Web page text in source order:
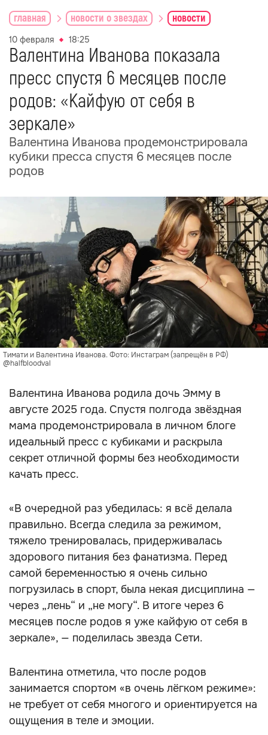
главная новости о звездах новости
10 февраля 18:25
Валентина Иванова показала
пресс спустя 6 месяцев после
родов: «Кайфую от себя в
зеркале»
Валентина Иванова продемонстрировала
кубики пресса спустя 6 месяцев после
родов
Тимати и Валентина Иванова. Фото: Инстаграм (запрещён в РФ)
@halfbloodval
Валентина Иванова родила дочь Эмму в
августе 2025 года. Спустя полгода звёздная
мама продемонстрировала в личном блоге
идеальный пресс с кубиками и раскрыла
секрет отличной формы без необходимости
качать пресс.
«В очередной раз убедилась: я всё делала
правильно. Всегда следила за режимом,
тяжело тренировалась, придерживалась
здорового питания без фанатизма. Перед
самой беременностью я очень сильно
погрузилась в спорт, была некая дисциплина —
через „лень“ и „не могу“. В итоге через 6
месяцев после родов я уже кайфую от себя в
зеркале», — поделилась звезда Сети.
Валентина отметила, что после родов
занимается спортом «в очень лёгком режиме»:
не требует от себя многого и ориентируется на
ощущения в теле и эмоции.